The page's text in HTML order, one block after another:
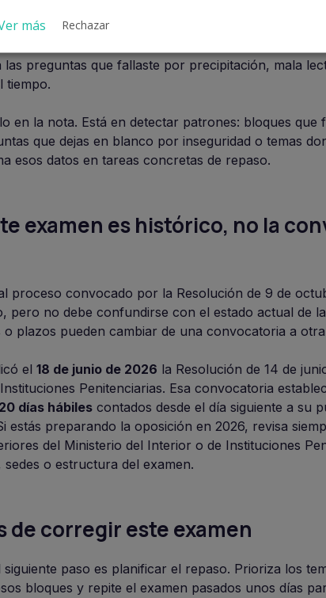
entre tres.
fallos que vienen de no saber la norma, recordar
las preguntas que fallaste por precipitación, mala
tiempo.
en la nota. Está en detectar patrones: bloques que
que dejas en blanco por inseguridad o temas
esos datos en tareas concretas de repaso.
examen es histórico, no la
proceso convocado por la Resolución de 9 de
pero no debe confundirse con el estado actual de
plazos pueden cambiar de una convocatoria a
el 18 de junio de 2026 la Resolución de 14 de
Penitenciarias. Esa convocatoria
20 días hábiles contados desde el día siguiente a su
estás preparando la oposición en 2026, revisa
del Ministerio del Interior o de Instituciones
o estructura del examen.
de corregir este examen
paso es planificar el repaso. Prioriza los
bloques y repite el examen pasados unos días
más Rechazar